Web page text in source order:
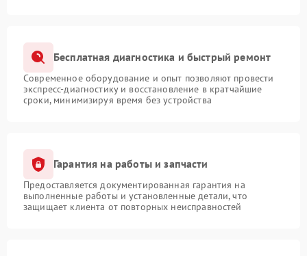
Бесплатная диагностика и быстрый ремонт
Современное оборудование и опыт позволяют провести
экспресс-диагностику и восстановление в кратчайшие
сроки, минимизируя время без устройства
Гарантия на работы и запчасти
Предоставляется документированная гарантия на
выполненные работы и установленные детали, что
защищает клиента от повторных неисправностей